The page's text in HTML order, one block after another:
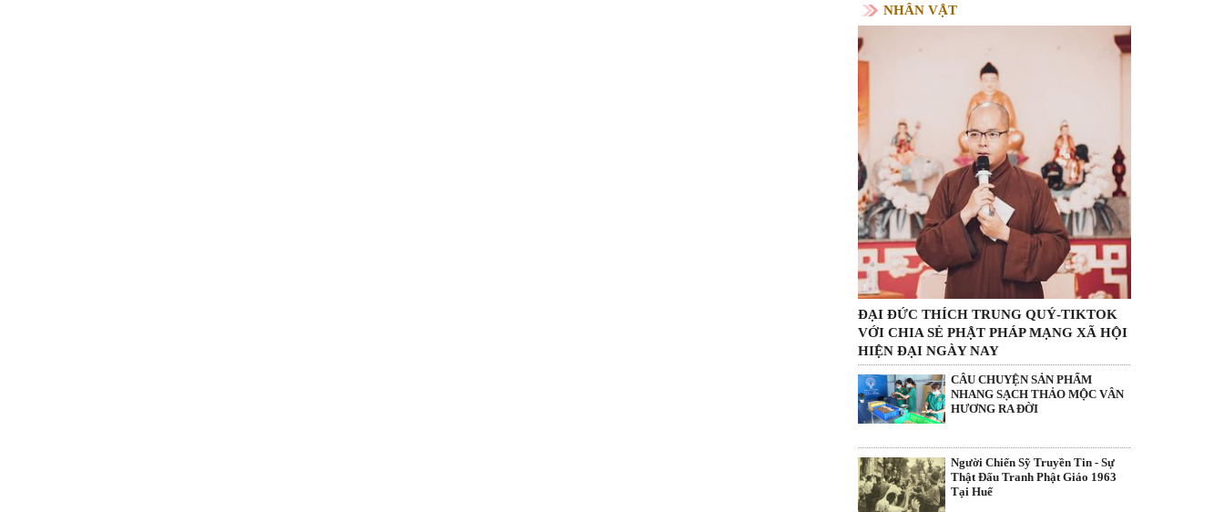
NHÂN VẬT
ĐẠI ĐỨC THÍCH TRUNG QUÝ-TIKTOK
VỚI CHIA SẺ PHẬT PHÁP MẠNG XÃ HỘI
HIỆN ĐẠI NGÀY NAY
CÂU CHUYỆN SẢN PHẨM
NHANG SẠCH THẢO MỘC VÂN
HƯƠNG RA ĐỜI
Người Chiến Sỹ Truyền Tin - Sự
Thật Đấu Tranh Phật Giáo 1963
Tại Huế